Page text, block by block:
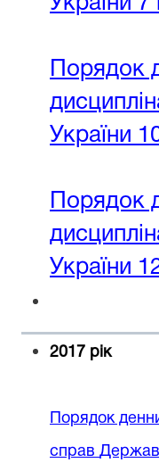
Порядок
України
Порядок
України
2017 рік
Порядок
справ